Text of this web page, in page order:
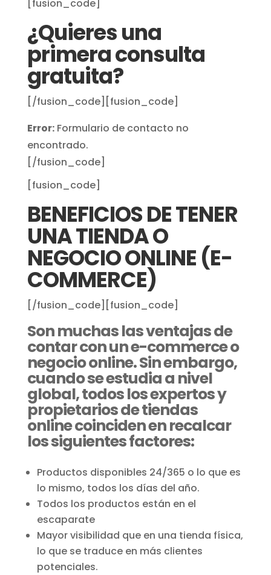
[fusion_code]
¿Quieres una
primera consulta
gratuita?
[/fusion_code][fusion_code]
Error:Formulario de contacto no
encontrado.
[/fusion_code]
[fusion_code]
BENEFICIOS DE TENER
UNA TIENDA O
NEGOCIO ONLINE (E-
COMMERCE)
[/fusion_code][fusion_code]
Son muchas las ventajas de
contar con un e-commerce o
negocio online. Sin embargo,
cuando se estudia a nivel
global, todos los expertos y
propietarios de tiendas
online coinciden en recalcar
los siguientes factores:
Productos disponibles 24/365 o lo que es
lo mismo, todos los días del año.
Todos los productos están en el
escaparate
Mayor visibilidad que en una tienda física,
lo que se traduce en más clientes
potenciales.